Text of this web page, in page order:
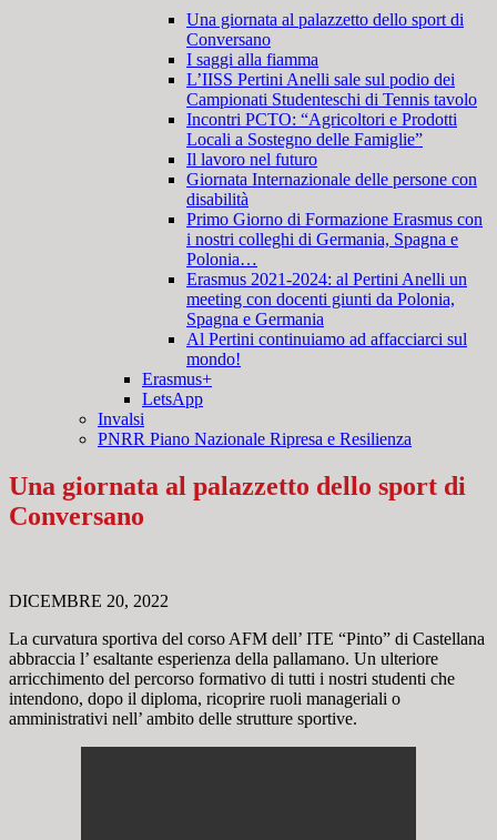
Una giornata al palazzetto dello sport di
Conversano
I saggi alla fiamma
L’IISS Pertini Anelli sale sul podio dei
Campionati Studenteschi di Tennis tavolo
Incontri PCTO: “Agricoltori e Prodotti
Locali a Sostegno delle Famiglie”
Il lavoro nel futuro
Giornata Internazionale delle persone con
disabilità
Primo Giorno di Formazione Erasmus con
i nostri colleghi di Germania, Spagna e
Polonia…
Erasmus 2021-2024: al Pertini Anelli un
meeting con docenti giunti da Polonia,
Spagna e Germania
Al Pertini continuiamo ad affacciarci sul
mondo!
Erasmus+
LetsApp
Invalsi
PNRR Piano Nazionale Ripresa e Resilienza
Una giornata al palazzetto dello sport di
Conversano
DICEMBRE 20, 2022
La curvatura sportiva del corso AFM dell’ ITE “Pinto” di Castellana
abbraccia l’ esaltante esperienza della pallamano. Un ulteriore
arricchimento del percorso formativo di tutti i nostri studenti che
intendono, dopo il diploma, ricoprire ruoli manageriali o
amministrativi nell’ ambito delle strutture sportive.